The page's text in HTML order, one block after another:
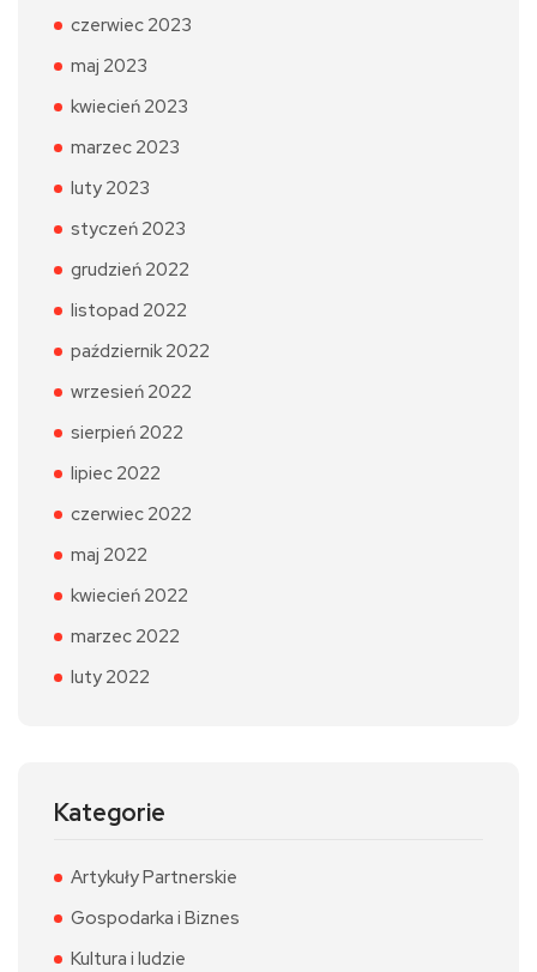
czerwiec 2023
maj 2023
kwiecień 2023
marzec 2023
luty 2023
styczeń 2023
grudzień 2022
listopad 2022
październik 2022
wrzesień 2022
sierpień 2022
lipiec 2022
czerwiec 2022
maj 2022
kwiecień 2022
marzec 2022
luty 2022
Kategorie
Artykuły Partnerskie
Gospodarka i Biznes
Kultura i ludzie